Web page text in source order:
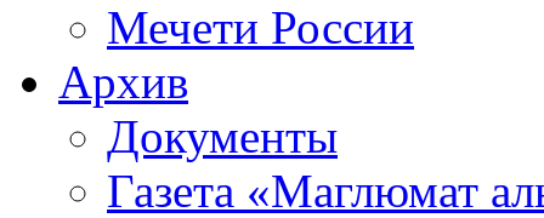
Мечети России
Архив
Документы
Газета «Маглюмат